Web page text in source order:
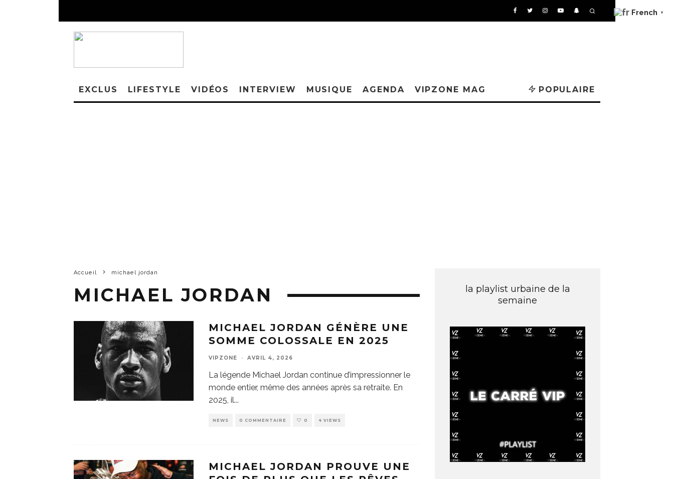
EXCLUS LIFESTYLE VIDÉOS INTERVIEW MUSIQUE AGENDA VIPZONE MAG POPULAIRE
Accueil michael jordan
MICHAEL JORDAN
MICHAEL JORDAN GÉNÈRE UNE
SOMME COLOSSALE EN 2025
VIPZONE · AVRIL 4, 2026
La légende Michael Jordan continue d’impressionner le
monde entier, même des années après sa retraite. En
2025, il...
NEWS 0 COMMENTAIRE 0 4 VIEWS
MICHAEL JORDAN PROUVE UNE
la playlist urbaine de la
semaine
French ▼